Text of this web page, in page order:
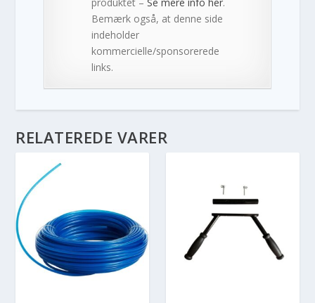
Bemærk også, at denne side
indeholder
kommercielle/sponsorerede
links.
RELATEREDE VARER